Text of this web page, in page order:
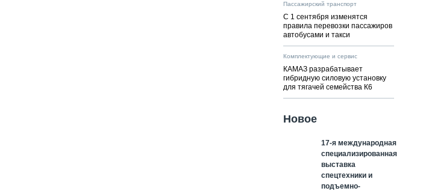
Пассажирский транспорт
С 1 сентября изменятся
правила перевозки пассажиров
автобусами и такси
Комплектующие и сервис
КАМАЗ разрабатывает
гибридную силовую установку
для тягачей семейства К6
Новое
17-я международная
специализированная
выставка
спецтехники и
подъемно-